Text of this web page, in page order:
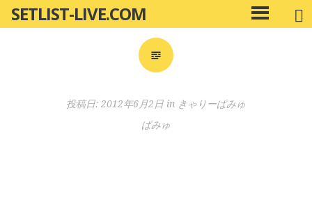
ン
SETLIST-LIVE.COM
メ
イ
投稿日: 2012年6月2日 in きゃりーぱみゅ
ぱみゅ